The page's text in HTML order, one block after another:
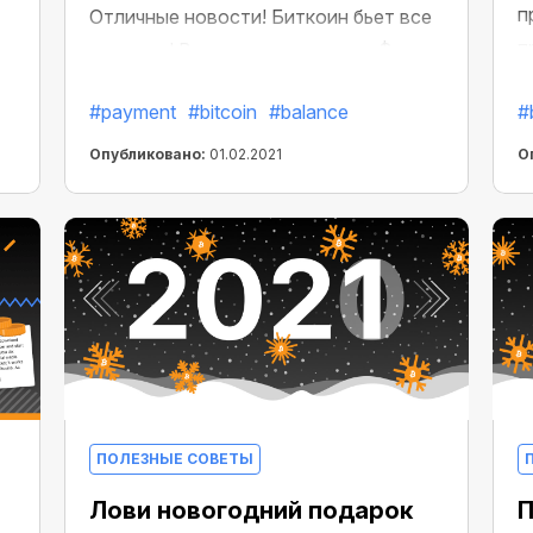
Отличные новости! Биткоин бьет все
оплате Cloud.Boost в BTC вы тратите
меньше, чем при оплате валютой.
#payment #bitcoin #balance
Опубликовано: 01.02.2021
ПОЛЕЗНЫЕ СОВЕТЫ
Лови новогодний подарок